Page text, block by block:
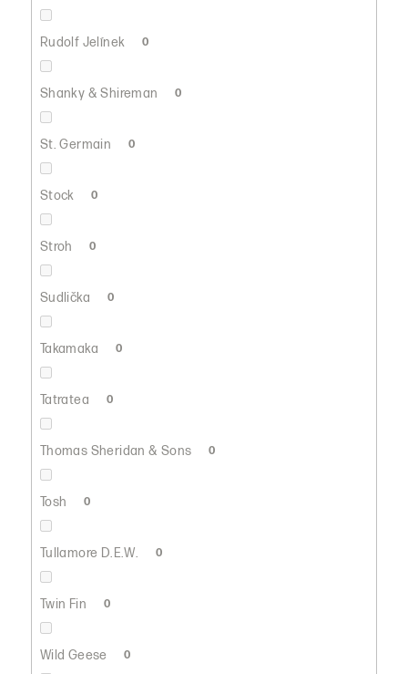
Rudolf Jelínek 0
Shanky & Shireman 0
St. Germain 0
Stock 0
Stroh 0
Sudlička 0
Takamaka 0
Tatratea 0
Thomas Sheridan & Sons 0
Tosh 0
Tullamore D.E.W. 0
Twin Fin 0
Wild Geese 0